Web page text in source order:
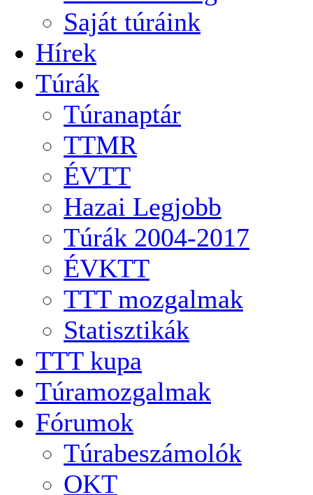
Saját túráink
Hírek
Túrák
Túranaptár
TTMR
ÉVTT
Hazai Legjobb
Túrák 2004-2017
ÉVKTT
TTT mozgalmak
Statisztikák
TTT kupa
Túramozgalmak
Fórumok
Túrabeszámolók
OKT